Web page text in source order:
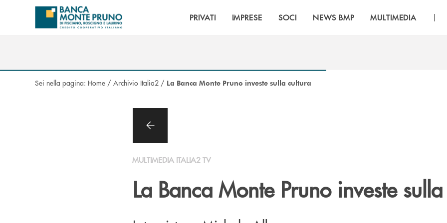
Salta al contenuto principale
PRIVATI IMPRESE SOCI NEWS BMP MULTIMEDIA |
Sei nella pagina: Home / Archivio Italia2 / La Banca Monte Pruno investe sulla cultura
MULTIMEDIA ITALIA2 TV
La Banca Monte Pruno investe